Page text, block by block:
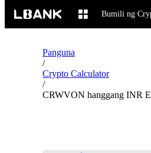
Bumili ng
Panguna
/
Crypto Calculator
/
CRWVON hanggang INR